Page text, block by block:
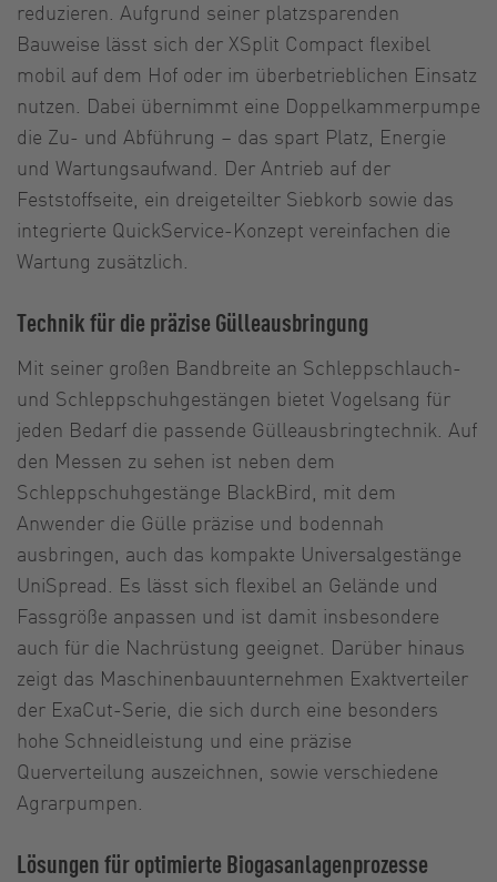
reduzieren. Aufgrund seiner platzsparenden
Bauweise lässt sich der XSplit Compact flexibel
mobil auf dem Hof oder im überbetrieblichen Einsatz
nutzen. Dabei übernimmt eine Doppelkammerpumpe
die Zu- und Abführung – das spart Platz, Energie
und Wartungsaufwand. Der Antrieb auf der
Feststoffseite, ein dreigeteilter Siebkorb sowie das
integrierte QuickService-Konzept vereinfachen die
Wartung zusätzlich.
Technik für die präzise Gülleausbringung
Mit seiner großen Bandbreite an Schleppschlauch-
und Schleppschuhgestängen bietet Vogelsang für
jeden Bedarf die passende Gülleausbringtechnik. Auf
den Messen zu sehen ist neben dem
Schleppschuhgestänge BlackBird, mit dem
Anwender die Gülle präzise und bodennah
ausbringen, auch das kompakte Universalgestänge
UniSpread. Es lässt sich flexibel an Gelände und
Fassgröße anpassen und ist damit insbesondere
auch für die Nachrüstung geeignet. Darüber hinaus
zeigt das Maschinenbauunternehmen Exaktverteiler
der ExaCut-Serie, die sich durch eine besonders
hohe Schneidleistung und eine präzise
Querverteilung auszeichnen, sowie verschiedene
Agrarpumpen.
Lösungen für optimierte Biogasanlagenprozesse